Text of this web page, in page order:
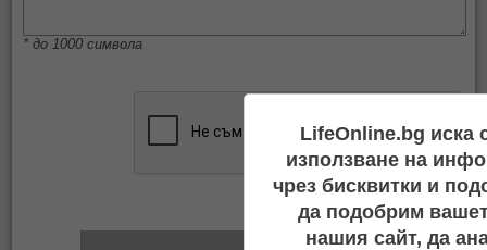
* до 1000 символа
LifeOnline.bg иска
използване на
чрез бисквитки и
да подобрим
нашия сайт, да